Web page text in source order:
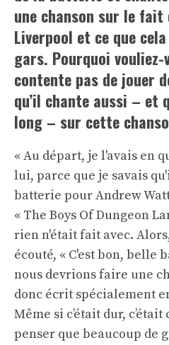
une chanson sur le
Liverpool et ce que
gars. Pourquoi vouliez-
contente pas de jouer
qu’il chante aussi – et
long – sur cette
« Au départ, je l'avais en
lui, parce que je savais
batterie pour Andrew
« The Boys Of Dungeon
rien n'était fait avec.
écouté, « C'est bon, belle
nous devrions faire une
donc écrit spécialement
Même si c’était dur, c’était
penser que beaucoup de